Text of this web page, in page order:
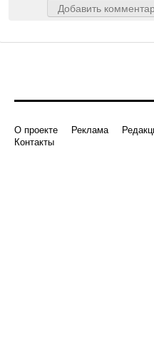
Добавить
О проекте Реклама
Контакты